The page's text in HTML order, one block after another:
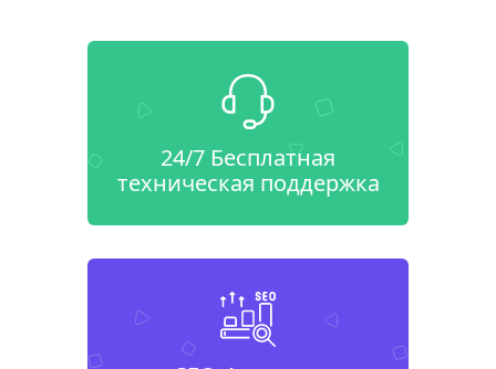
24/7 Бесплатная
техническая поддержка